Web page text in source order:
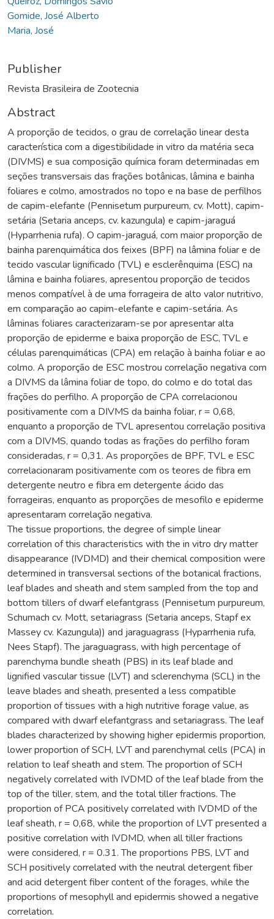
Gomide, José Alberto
Maria, José
Publisher
Revista Brasileira de Zootecnia
Abstract
A proporção de tecidos, o grau de correlação linear desta
característica com a digestibilidade in vitro da matéria seca
(DIVMS) e sua composição química foram determinadas em
seções transversais das frações botânicas, lâmina e bainha
foliares e colmo, amostrados no topo e na base de perfilhos
de capim-elefante (Pennisetum purpureum, cv. Mott), capim-
setária (Setaria anceps, cv. kazungula) e capim-jaraguá
(Hyparrhenia rufa). O capim-jaraguá, com maior proporção de
bainha parenquimática dos feixes (BPF) na lâmina foliar e de
tecido vascular lignificado (TVL) e esclerênquima (ESC) na
lâmina e bainha foliares, apresentou proporção de tecidos
menos compatível à de uma forrageira de alto valor nutritivo,
em comparação ao capim-elefante e capim-setária. As
lâminas foliares caracterizaram-se por apresentar alta
proporção de epiderme e baixa proporção de ESC, TVL e
células parenquimáticas (CPA) em relação à bainha foliar e ao
colmo. A proporção de ESC mostrou correlação negativa com
a DIVMS da lâmina foliar de topo, do colmo e do total das
frações do perfilho. A proporção de CPA correlacionou
positivamente com a DIVMS da bainha foliar, r = 0,68,
enquanto a proporção de TVL apresentou correlação positiva
com a DIVMS, quando todas as frações do perfilho foram
consideradas, r = 0,31. As proporções de BPF, TVL e ESC
correlacionaram positivamente com os teores de fibra em
detergente neutro e fibra em detergente ácido das
forrageiras, enquanto as proporções de mesofilo e epiderme
apresentaram correlação negativa.
The tissue proportions, the degree of simple linear
correlation of this characteristics with the in vitro dry matter
disappearance (IVDMD) and their chemical composition were
determined in transversal sections of the botanical fractions,
leaf blades and sheath and stem sampled from the top and
bottom tillers of dwarf elefantgrass (Pennisetum purpureum,
Schumach cv. Mott, setariagrass (Setaria anceps, Stapf ex
Massey cv. Kazungula)) and jaraguagrass (Hyparrhenia rufa,
Nees Stapf). The jaraguagrass, with high percentage of
parenchyma bundle sheath (PBS) in its leaf blade and
lignified vascular tissue (LVT) and sclerenchyma (SCL) in the
leave blades and sheath, presented a less compatible
proportion of tissues with a high nutritive forage value, as
compared with dwarf elefantgrass and setariagrass. The leaf
blades characterized by showing higher epidermis proportion,
lower proportion of SCH, LVT and parenchymal cells (PCA) in
relation to leaf sheath and stem. The proportion of SCH
negatively correlated with IVDMD of the leaf blade from the
top of the tiller, stem, and the total tiller fractions. The
proportion of PCA positively correlated with IVDMD of the
leaf sheath, r = 0,68, while the proportion of LVT presented a
positive correlation with IVDMD, when all tiller fractions
were considered, r = 0.31. The proportions PBS, LVT and
SCH positively correlated with the neutral detergent fiber
and acid detergent fiber content of the forages, while the
proportions of mesophyll and epidermis showed a negative
correlation.